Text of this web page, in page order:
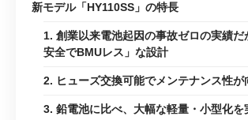
新モデル「HY110SS」の特長
1. 創業以来電池起因の事故ゼロの実績だ
安全でBMUレス」な設計
2. ヒューズ交換可能でメンテナンス性が
3. 鉛電池に比べ、大幅な軽量・小型化を